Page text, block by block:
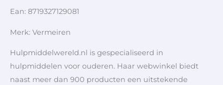
Ean: 8719327129081
Merk: Vermeiren
Hulpmiddelwereld.nl is gespecialiseerd in
hulpmiddelen voor ouderen. Haar webwinkel biedt
naast meer dan 900 producten een uitstekende